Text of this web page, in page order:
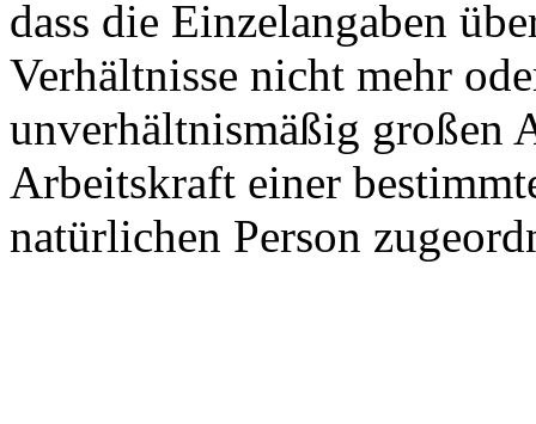
dass die Einzelangaben
Verhältnisse nicht mehr
unverhältnismäßig großen
Arbeitskraft einer
natürlichen Person